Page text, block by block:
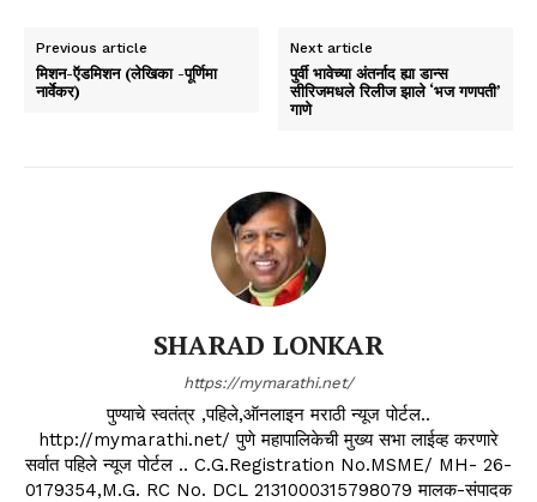
Previous article
मिशन-ऍडमिशन (लेखिका -पूर्णिमा
नार्वेकर)
Next article
पुर्वी भावेच्या अंतर्नाद ह्या डान्स
सीरिजमधले रिलीज झाले ‘भज गणपती’
गाणे
SHARAD LONKAR
https://mymarathi.net/
पुण्याचे स्वतंत्र ,पहिले,ऑनलाइन मराठी न्यूज पोर्टल..
http://mymarathi.net/ पुणे महापालिकेची मुख्य सभा लाईव्ह करणारे
सर्वात पहिले न्यूज पोर्टल .. C.G.Registration No.MSME/ MH- 26-
0179354,M.G. RC No. DCL 2131000315798079 मालक-संपादक